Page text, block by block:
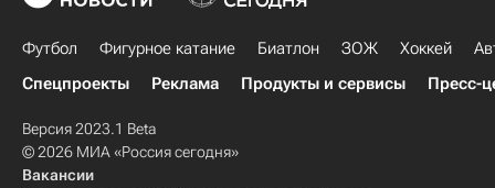
Футбол Фигурное катание Биатлон ЗОЖ Хоккей
Спецпроекты
Реклама Продукты и сервисы Пресс-
Версия 2023.1 Beta
© 2026 МИА «Россия сегодня»
Вакансии